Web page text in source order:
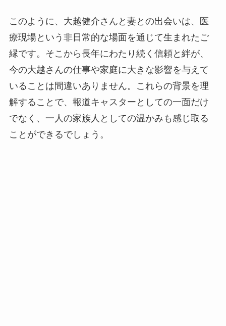
このように、大越健介さんと妻との出会いは、医
療現場という非日常的な場面を通じて生まれたご
縁です。そこから長年にわたり続く信頼と絆が、
今の大越さんの仕事や家庭に大きな影響を与えて
いることは間違いありません。これらの背景を理
解することで、報道キャスターとしての一面だけ
でなく、一人の家族人としての温かみも感じ取る
ことができるでしょう。